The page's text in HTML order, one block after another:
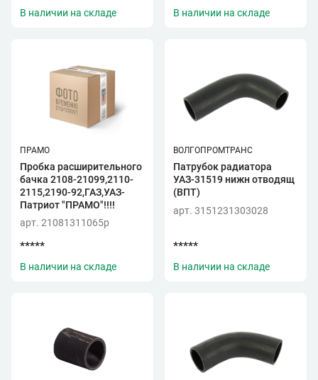
В наличии на складе В наличии на складе
ПРАМО
Пробка расширительного
бачка 2108-21099,2110-
2115,2190-92,ГАЗ,УАЗ-
Патриот "ПРАМО"!!!!
арт. 21081311065p
*****
В наличии на складе
ВОЛГОПРОМТРАНС
Патрубок радиатора
УАЗ-31519 нижн отводящ
(ВПТ)
арт. 3151231303028
*****
В наличии на складе